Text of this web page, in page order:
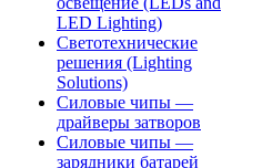
LED Lighting)
Светотехнические
решения (Lighting
Solutions)
Силовые чипы —
драйверы затворов
Силовые чипы —
зарядники батарей